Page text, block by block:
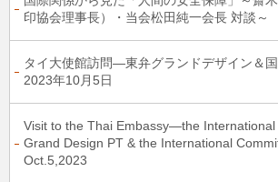
印協会理事長）・当会松田純一会長 対談～
タイ大使館訪問―東弁グランドデザイン＆国
2023年10月5日
Visit to the Thai Embassy―the International
Grand Design PT & the International
Oct.5,2023